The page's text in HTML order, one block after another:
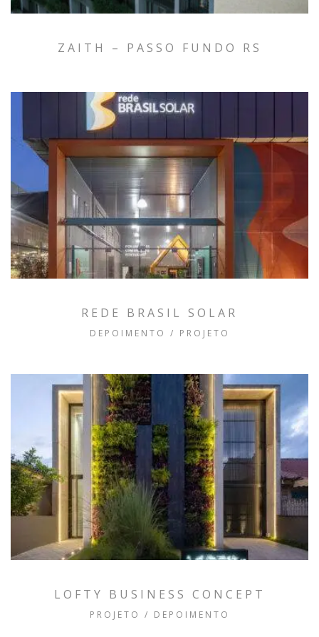
ZAITH – PASSO FUNDO RS
REDE BRASIL SOLAR
DEPOIMENTO / PROJETO
LOFTY BUSINESS CONCEPT
PROJETO / DEPOIMENTO